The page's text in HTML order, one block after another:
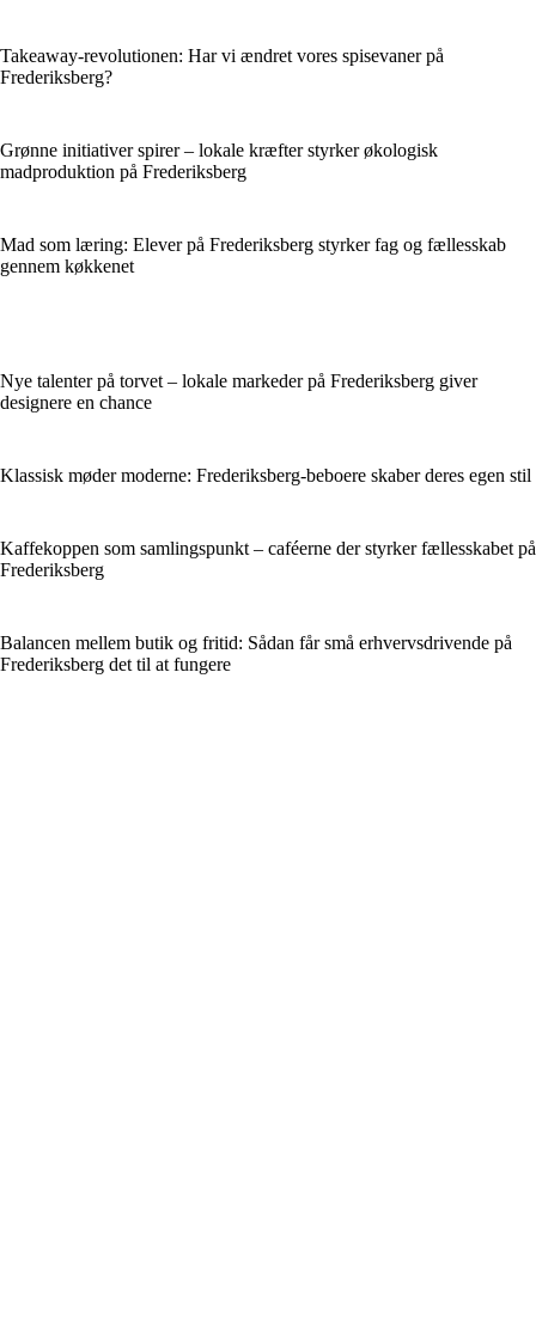
Takeaway-revolutionen: Har vi ændret vores spisevaner på
Frederiksberg?
Grønne initiativer spirer – lokale kræfter styrker økologisk
madproduktion på Frederiksberg
Mad som læring: Elever på Frederiksberg styrker fag og fællesskab
gennem køkkenet
Nye talenter på torvet – lokale markeder på Frederiksberg giver
designere en chance
Klassisk møder moderne: Frederiksberg-beboere skaber deres egen stil
Kaffekoppen som samlingspunkt – caféerne der styrker fællesskabet på
Frederiksberg
Balancen mellem butik og fritid: Sådan får små erhvervsdrivende på
Frederiksberg det til at fungere